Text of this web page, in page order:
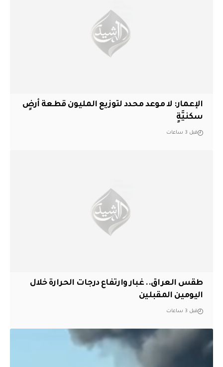
الإعمار: لا موعد محدد لتوزيع المليون قطعة أرضٍ
سكنيَّةٍ
قبل 3 ساعات
طقس العراق.. غبار وارتفاع درجات الحرارة خلال
اليومين المقبلين
قبل 3 ساعات